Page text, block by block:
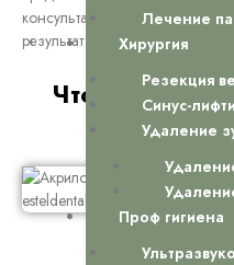
Лечение
Хирургия
Резекция
Синус-
Удаление
Проф гигиена
консультации до полной
результат стоит того.
Что такое
почему